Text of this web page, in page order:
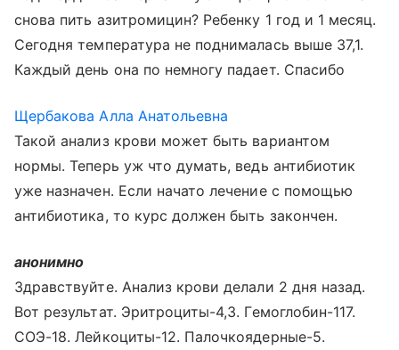
снова пить азитромицин? Ребенку 1 год и 1 месяц.
Сегодня температура не поднималась выше 37,1.
Каждый день она по немногу падает. Спасибо
Щербакова Алла Анатольевна
Такой анализ крови может быть вариантом
нормы. Теперь уж что думать, ведь антибиотик
уже назначен. Если начато лечение с помощью
антибиотика, то курс должен быть закончен.
анонимно
Здравствуйте. Анализ крови делали 2 дня назад.
Вот результат. Эритроциты-4,3. Гемоглобин-117.
СОЭ-18. Лейкоциты-12. Палочкоядерные-5.